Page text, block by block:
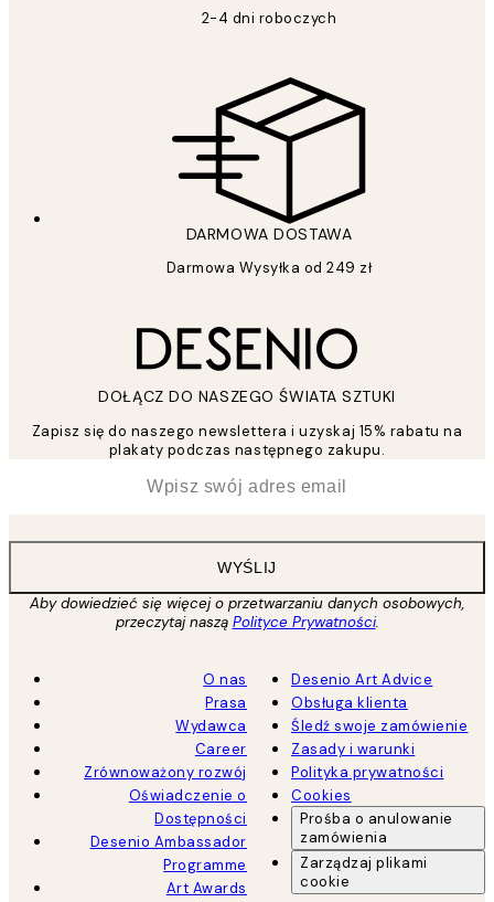
2-4 dni roboczych
DARMOWA DOSTAWA
Darmowa Wysyłka od 249 zł
DOŁĄCZ DO NASZEGO ŚWIATA SZTUKI
Zapisz się do naszego newslettera i uzyskaj 15% rabatu na
plakaty podczas następnego zakupu.
WYŚLIJ
Aby dowiedzieć się więcej o przetwarzaniu danych osobowych,
przeczytaj naszą Polityce Prywatności.
O nas
Prasa
Wydawca
Career
Zrównoważony rozwój
Oświadczenie o
Dostępności
Desenio Ambassador
Programme
Art Awards
Desenio Art Advice
Obsługa klienta
Śledź swoje zamówienie
Zasady i warunki
Polityka prywatności
Cookies
Prośba o anulowanie
zamówienia
Zarządzaj plikami
cookie